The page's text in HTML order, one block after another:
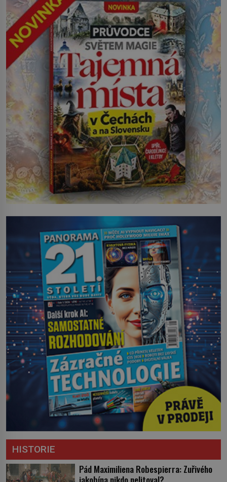
HISTORIE
Pád Maximiliena Robespierra: Zuřivého